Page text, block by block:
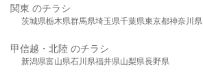
関東 のチラシ
茨城県栃木県群馬県埼玉県千葉県東京都神奈川県
甲信越・北陸 のチラシ
新潟県富山県石川県福井県山梨県長野県